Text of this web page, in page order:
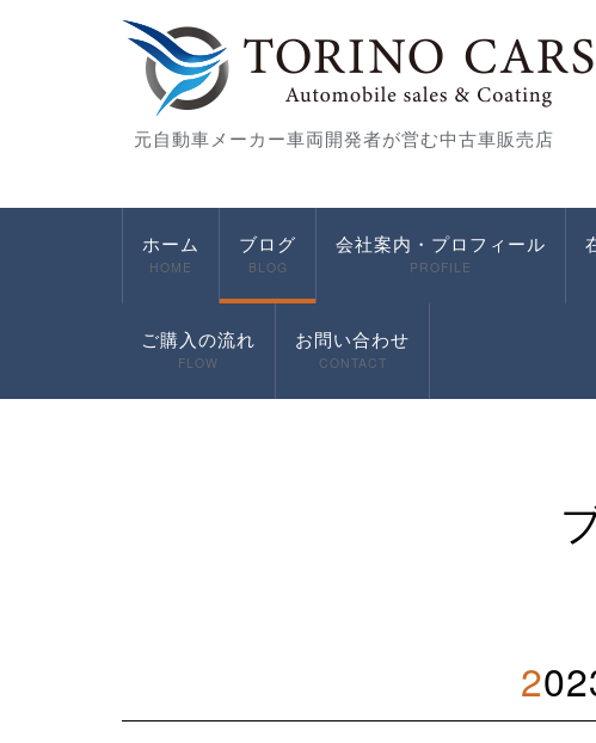
元自動車メーカー車両開発者が営む中古車販売店
ホーム
HOME
ブログ
BLOG
会社案内・プロフィール
PROFILE
ご購入の流れ
FLOW
お問い合わせ
CONTACT